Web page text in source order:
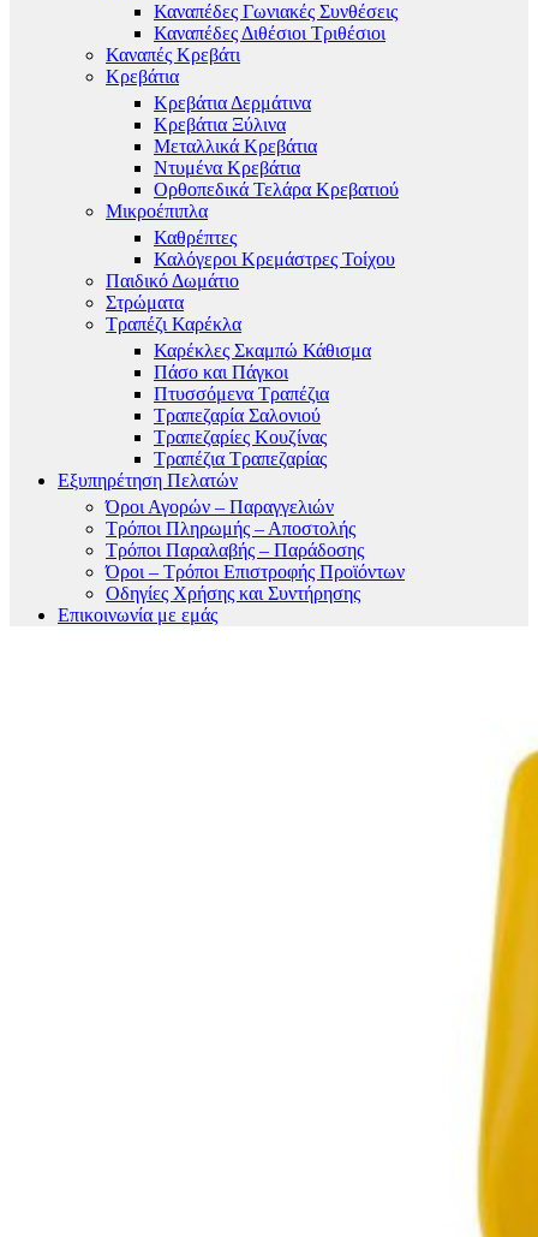
Καναπέδες Γωνιακές Συνθέσεις
Καναπέδες Διθέσιοι Τριθέσιοι
Καναπές Κρεβάτι
Κρεβάτια
Κρεβάτια Δερμάτινα
Κρεβάτια Ξύλινα
Μεταλλικά Κρεβάτια
Ντυμένα Κρεβάτια
Ορθοπεδικά Τελάρα Κρεβατιού
Μικροέπιπλα
Καθρέπτες
Καλόγεροι Κρεμάστρες Τοίχου
Παιδικό Δωμάτιο
Στρώματα
Τραπέζι Καρέκλα
Καρέκλες Σκαμπώ Κάθισμα
Πάσο και Πάγκοι
Πτυσσόμενα Τραπέζια
Τραπεζαρία Σαλονιού
Τραπεζαρίες Κουζίνας
Τραπέζια Τραπεζαρίας
Εξυπηρέτηση Πελατών
Όροι Αγορών – Παραγγελιών
Τρόποι Πληρωμής – Αποστολής
Τρόποι Παραλαβής – Παράδοσης
Όροι – Τρόποι Επιστροφής Προϊόντων
Οδηγίες Χρήσης και Συντήρησης
Επικοινωνία με εμάς